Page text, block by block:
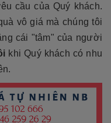
cầu của Quý khách.
vô giá mà chúng tôi
cái "tâm" của người
khi Quý khách có nhu